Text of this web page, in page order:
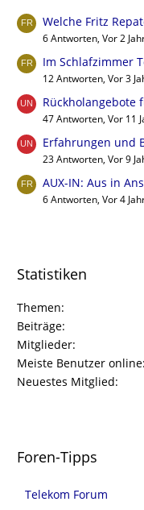
Welche Fritz
6 Antworten, Vor 2
Im Schlafzimmer
12 Antworten, Vor 3
Rückholangebote
47 Antworten, Vor 11
Erfahrungen und
23 Antworten, Vor 9
AUX-IN: Aus in
6 Antworten, Vor 4
Statistiken
Themen
Beiträge
Mitglieder
Meiste Benutzer online
Neuestes Mitglied
Foren-Tipps
Telekom Forum